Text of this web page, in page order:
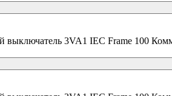
выключатель 3VA1 IEC Frame 100